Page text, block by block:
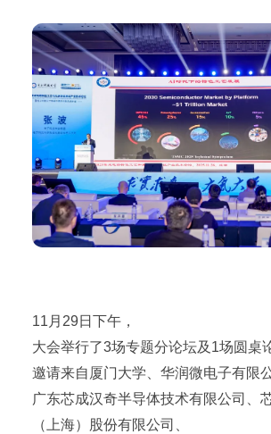
11月29日下午，
大会举行了3场专题分论坛及1场圆桌
邀请来自厦门大学、华润微电子有限公
广东芯成汉奇半导体技术有限公司、
（上海）股份有限公司、